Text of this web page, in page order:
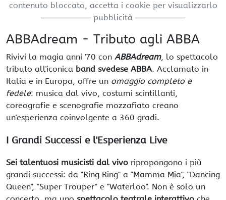
contenuto bloccato, accetta i cookie per visualizzarlo
───────── pubblicità ─────────
ABBAdream - Tributo agli ABBA
Rivivi la magia anni '70 con ABBAdream, lo spettacolo
tributo all'iconica band svedese ABBA. Acclamato in
Italia e in Europa, offre un omaggio completo e
fedele: musica dal vivo, costumi scintillanti,
coreografie e scenografie mozzafiato creano
un'esperienza coinvolgente a 360 gradi.
I Grandi Successi e l'Esperienza Live
Sei talentuosi musicisti dal vivo ripropongono i più
grandi successi: da "Ring Ring" a "Mamma Mia", "Dancing
Queen", "Super Trouper" e "Waterloo". Non è solo un